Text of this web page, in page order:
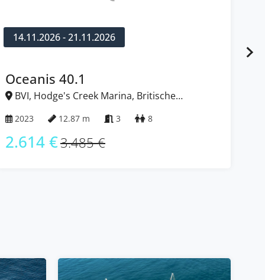
12.12.2026 - 19.12.2026
Dufour 41
BVI, Hodge's Creek Marina, Britische
2023 12.75 m 3 8
2.599 €3.465 €